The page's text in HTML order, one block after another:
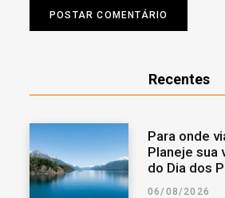
Recentes
Para onde
Planeje sua
do Dia dos
06/08/2026